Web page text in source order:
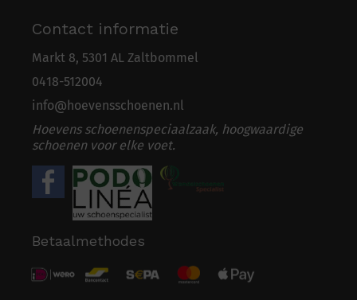
Contact informatie
Markt 8, 5301 AL Zaltbommel
0418-512004
info@hoevensschoenen.nl
Hoevens schoenenspeciaalzaak, hoogwaardige
schoenen voor elke voet.
Betaalmethodes